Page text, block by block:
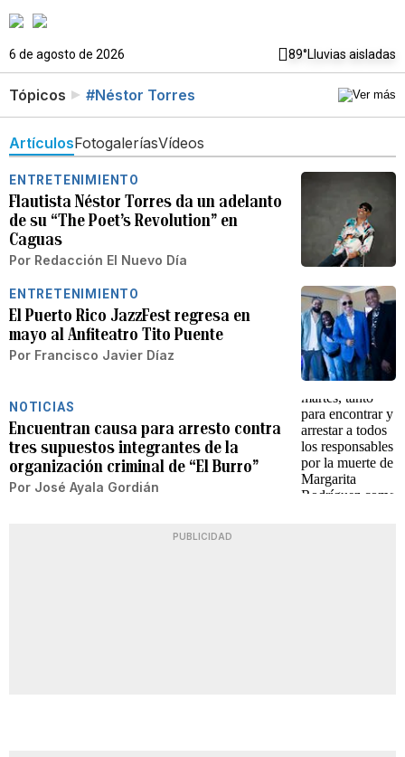
6 de agosto de 2026 89°Lluvias aisladas
Tópicos #Néstor Torres
ArtículosFotogaleríasVídeos
ENTRETENIMIENTO
Flautista Néstor Torres da un adelanto
de su “The Poet’s Revolution” en
Caguas
Por Redacción El Nuevo Día
ENTRETENIMIENTO
El Puerto Rico JazzFest regresa en
mayo al Anfiteatro Tito Puente
Por Francisco Javier Díaz
NOTICIAS
Encuentran causa para arresto contra
tres supuestos integrantes de la
organización criminal de “El Burro”
Por José Ayala Gordián
PUBLICIDAD